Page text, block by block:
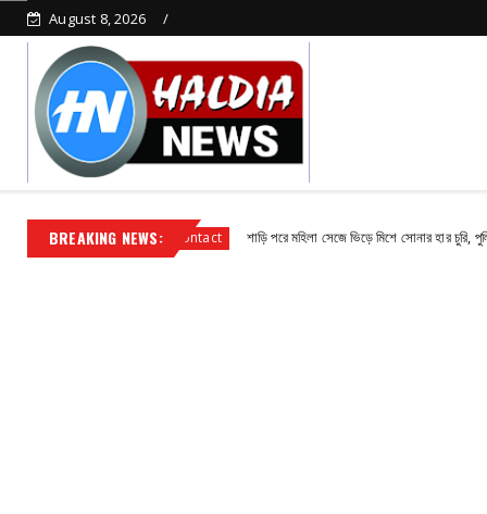
August 8, 2026
BREAKING NEWS:
পাঁজা Contact শাড়ি পরে মহিলা সেজে ভিড়ে মিশে সোনার হার চুরি, পুলিশের জালে